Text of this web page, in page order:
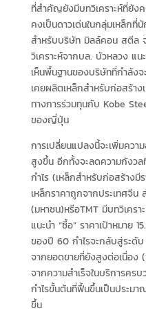
ที่สำคัญยังมีบทวิเคราะห์ที่ยัง
คงเป็นดาวเด่นในกลุ่มเหล็กที่
สำหรับบริษัท มิลล์คอน สตีล
วิเคราะห์จากบล. บัวหลวง แน
เห็นพื้นฐานของบริษัทที่กำลังจ
เคยผลิตเหล็กสำหรับก่อสร้าง
ทางการร่วมทุนกับ Kobe
ของญี่ปุ่น
การเปลี่ยนแปลงนี้จะเพิ่มควา
สูงขึ้น อีกทั้งจะลดความกังว
กำไร (เหล็กสำหรับก่อสร้างมี
เหล็กราคาถูกจากประเทศจี
(มหาชน)หรือTMT มีบทวิเคร
แนะนำ “ซื้อ” ราคาเป้าหมาย
ของปี 60 กำไรจะกลับสู่ระดั
จากยอดขายที่ยังสูงต่อเนื่อง
จากความสำเร็จในบริการค
กำไรขั้นต้นที่ฟื้นขึ้นเป็นประม
ขึ้น